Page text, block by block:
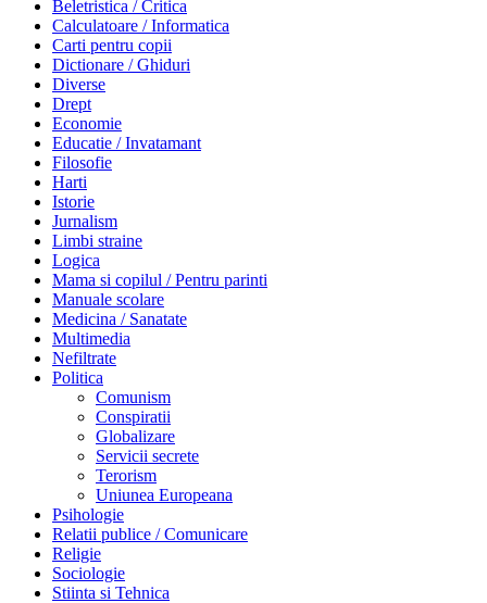
Beletristica / Critica
Calculatoare / Informatica
Carti pentru copii
Dictionare / Ghiduri
Diverse
Drept
Economie
Educatie / Invatamant
Filosofie
Harti
Istorie
Jurnalism
Limbi straine
Logica
Mama si copilul / Pentru parinti
Manuale scolare
Medicina / Sanatate
Multimedia
Nefiltrate
Politica
Comunism
Conspiratii
Globalizare
Servicii secrete
Terorism
Uniunea Europeana
Psihologie
Relatii publice / Comunicare
Religie
Sociologie
Stiinta si Tehnica